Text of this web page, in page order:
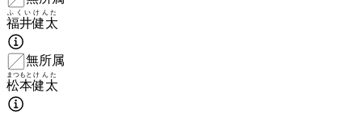
福井
ふくい
健太
けんた
無所属
松本
まつもと
健太
けんた